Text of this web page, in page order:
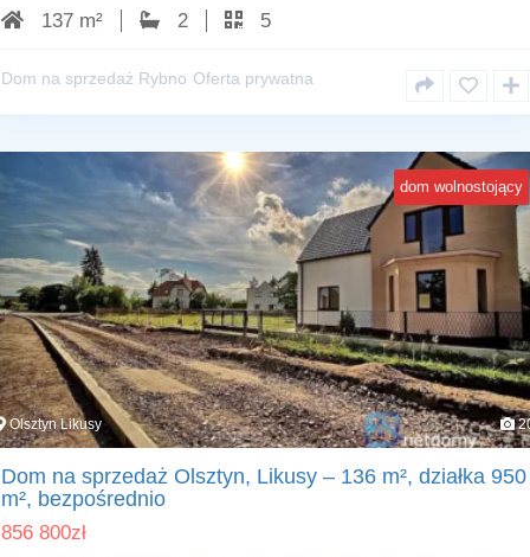
137 m² 2 5
Dom na sprzedaż Rybno Oferta prywatna
dom wolnostojący
Olsztyn Likusy
Dom na sprzedaż Olsztyn, Likusy – 136 m², działka 950
m², bezpośrednio
856 800zł